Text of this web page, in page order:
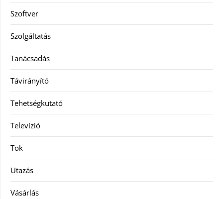
Szoftver
Szolgáltatás
Tanácsadás
Távirányító
Tehetségkutató
Televízió
Tok
Utazás
Vásárlás